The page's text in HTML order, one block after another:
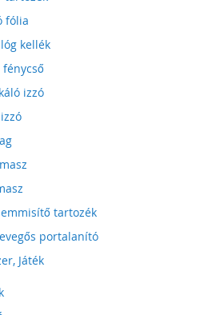
fólia
kellék
fénycső
izzó
tartozék
portalanító
Játék